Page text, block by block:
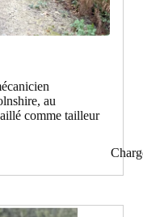
au
comme tailleur